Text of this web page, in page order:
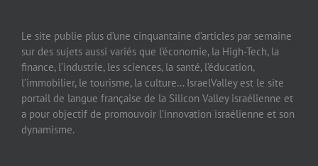
Le site publie plus d’une cinquantaine d’articles par semaine
sur des sujets aussi variés que l’économie, la High-Tech, la
finance, l’industrie, les sciences, la santé, l’éducation,
l’immobilier, le tourisme, la culture… IsraelValley est le site
portail de langue française de la Silicon Valley israélienne et
a pour objectif de promouvoir l’innovation israélienne et son
dynamisme.